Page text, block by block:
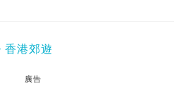
香港郊遊
廣告